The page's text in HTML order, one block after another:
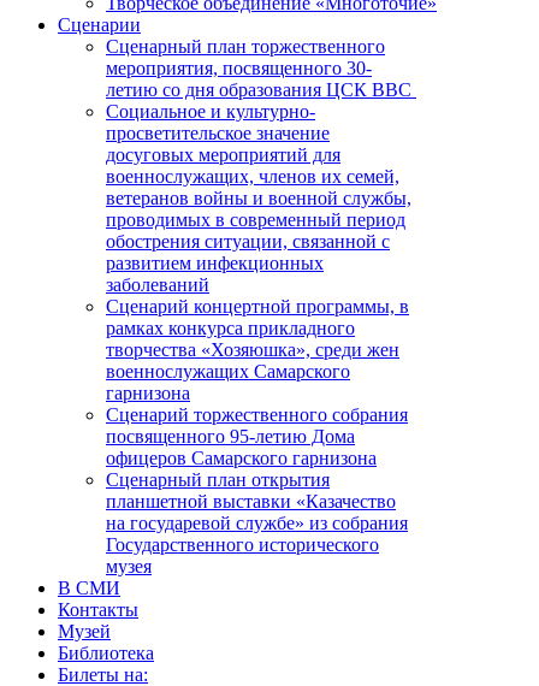
Сценарии
Сценарный план торжественного
мероприятия, посвященного 30-
летию со дня образования ЦСК ВВС
Социальное и культурно-
просветительское значение
досуговых мероприятий для
военнослужащих, членов их семей,
ветеранов войны и военной службы,
проводимых в современный период
обострения ситуации, связанной с
развитием инфекционных
заболеваний
Сценарий концертной программы, в
рамках конкурса прикладного
творчества «Хозяюшка», среди жен
военнослужащих Самарского
гарнизона
Сценарий торжественного собрания
посвященного 95-летию Дома
офицеров Самарского гарнизона
Сценарный план открытия
планшетной выставки «Казачество
на государевой службе» из собрания
Государственного исторического
музея
В СМИ
Контакты
Музей
Библиотека
Билеты на: